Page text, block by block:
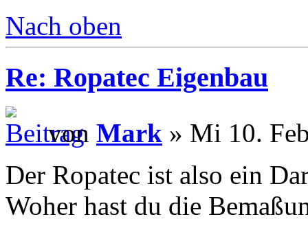
Nach oben
Re: Ropatec Eigenbau
von Mark » Mi 10.
Der Ropatec ist also ein
Woher hast du die